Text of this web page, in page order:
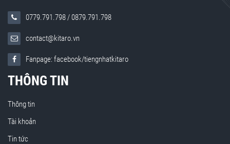
0779.791.798/0879.791.798
contact@kitaro.vn
Fanpage: facebook/tiengnhatkitaro
THÔNG TIN
Thông tin
Tài khoản
Tin tức